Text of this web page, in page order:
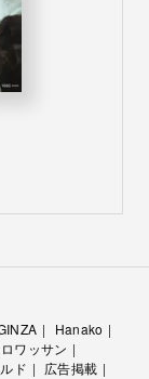
Hanako
ワッサン
ド
広告掲載